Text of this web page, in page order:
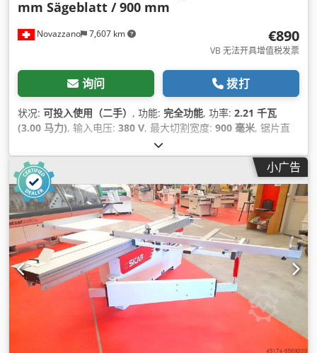
Novazzano 7,607 km
mm Sägeblatt / 900 mm
€890
VB 无法开具增值税发票
询问 拨打
状况: 可投入使用（二手） , 功能: 完全功能, 功率: 2.21 千瓦
(3.00 马力), 输入电压: 380 V, 最大切割宽度: 900 毫米, 锯片直
小广告